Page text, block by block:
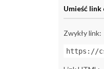
Umieść
Zwykły link:
https://